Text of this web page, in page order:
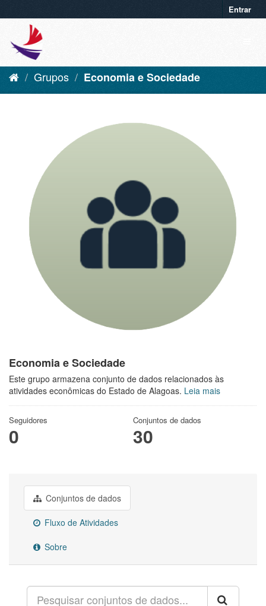
Entrar
Grupos Economia e Sociedade
Economia e Sociedade
Este grupo armazena conjunto de dados relacionados às
atividades econômicas do Estado de Alagoas. Leia mais
Seguidores
0
Conjuntos de dados
30
Conjuntos de dados
Fluxo de Atividades
Sobre